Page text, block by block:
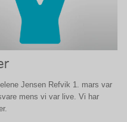
Jensen Refvik 1. mars var
mens vi var live. Vi har